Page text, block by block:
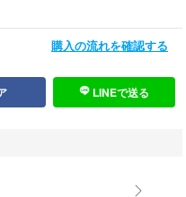
購入の流れを確認する
LINEで送る